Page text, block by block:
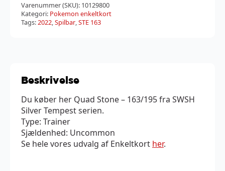
Varenummer (SKU): 10129800
Kategori: Pokemon enkeltkort
Tags:2022,Spilbar,STE 163
Beskrivelse
Du køber her Quad Stone – 163/195 fra SWSH
Silver Tempest serien.
Type: Trainer
Sjældenhed: Uncommon
Se hele vores udvalg af Enkeltkort her.